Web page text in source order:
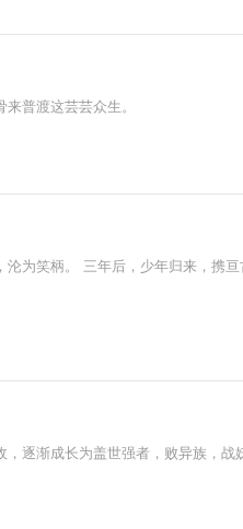
普渡这芸芸众生。
为笑柄。 三年后，少年归来，携
逐渐成长为盖世强者，败异族